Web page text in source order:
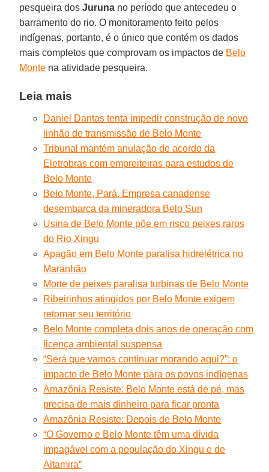
pesqueira dosJuruna no período que antecedeu o
barramento do rio. O monitoramento feito pelos
indígenas, portanto, é o único que contém os dados
mais completos que comprovam os impactos de Belo
Monte na atividade pesqueira.
Leia mais
Daniel Dantas tenta impedir construção de novo
linhão de transmissão de Belo Monte
Tribunal mantém anulação de acordo da
Eletrobras com empreiteiras para estudos de
Belo Monte
Belo Monte, Pará. Empresa canadense
desembarca da mineradora Belo Sun
Usina de Belo Monte põe em risco peixes raros
do Rio Xingu
Apagão em Belo Monte paralisa hidrelétrica no
Maranhão
Morte de peixes paralisa turbinas de Belo Monte
Ribeirinhos atingidos por Belo Monte exigem
retomar seu território
Belo Monte completa dois anos de operação com
licença ambiental suspensa
“Será que vamos continuar morando aqui?”: o
impacto de Belo Monte para os povos indígenas
Amazônia Resiste: Belo Monte está de pé, mas
precisa de mais dinheiro para ficar pronta
Amazônia Resiste: Depois de Belo Monte
“O Governo e Belo Monte têm uma dívida
impagável com a população do Xingu e de
Altamira”